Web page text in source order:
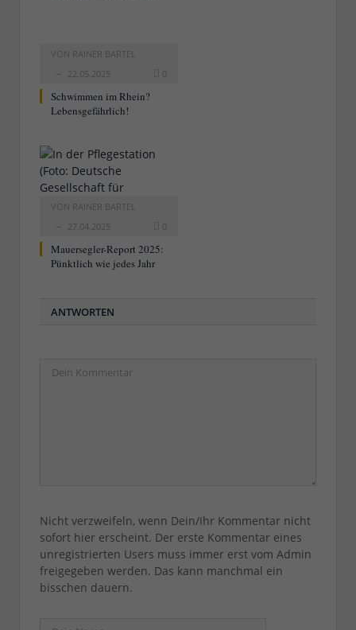
VON RAINER BARTEL
22.05.2025
0
Schwimmen im Rhein?
Lebensgefährlich!
VON RAINER BARTEL
27.04.2025
0
Mauersegler-Report 2025:
Pünktlich wie jedes Jahr
ANTWORTEN
Nicht verzweifeln, wenn Dein/Ihr Kommentar nicht
sofort hier erscheint. Der erste Kommentar eines
unregistrierten Users muss immer erst vom Admin
freigegeben werden. Das kann manchmal ein
bisschen dauern.